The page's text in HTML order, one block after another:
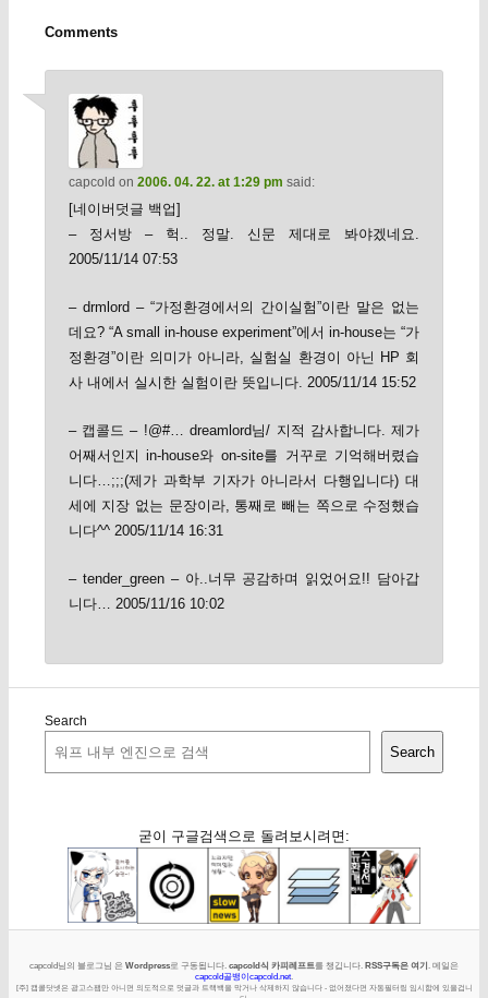
Comments
capcold on 2006. 04. 22. at 1:29 pm said:
[네이버덧글 백업]
– 정서방 – 헉.. 정말. 신문 제대로 봐야겠네요.
2005/11/14 07:53
– drmlord – “가정환경에서의 간이실험”이란 말은 없는
데요? “A small in-house experiment”에서 in-house는 “가
정환경”이란 의미가 아니라, 실험실 환경이 아닌 HP 회
사 내에서 실시한 실험이란 뜻입니다. 2005/11/14 15:52
– 캡콜드 – !@#… dreamlord님/ 지적 감사합니다. 제가
어째서인지 in-house와 on-site를 거꾸로 기억해버렸습
니다…;;;(제가 과학부 기자가 아니라서 다행입니다) 대
세에 지장 없는 문장이라, 통째로 빼는 쪽으로 수정했습
니다^^ 2005/11/14 16:31
– tender_green – 아..너무 공감하며 읽었어요!! 담아갑
니다… 2005/11/16 10:02
Search
Search
굳이 구글검색으로 돌려보시려면:
capcold님의 블로그님 은 Wordpress로 구동됩니다. capcold식 카피레프트를 챙깁니다. RSS구독은 여기 . 메일은
capcold골뱅이capcold.net
[주] 캡콜닷넷은 광고스팸만 아니면 의도적으로 덧글과 트랙백을 막거나 삭제하지 않습니다 - 없어졌다면 자동필터링 임시함에 있을겁니